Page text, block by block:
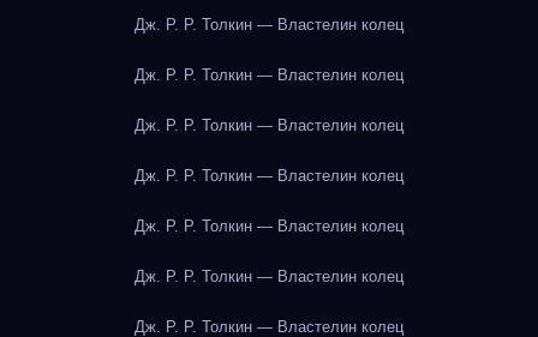
Дж. Р. Р. Толкин — Властелин колец
Дж. Р. Р. Толкин — Властелин колец
Дж. Р. Р. Толкин — Властелин колец
Дж. Р. Р. Толкин — Властелин колец
Дж. Р. Р. Толкин — Властелин колец
Дж. Р. Р. Толкин — Властелин колец
Дж. Р. Р. Толкин — Властелин колец